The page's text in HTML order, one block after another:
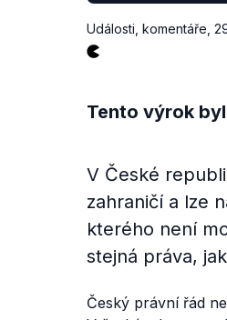
Události, komentáře
Tento výrok
V České
zahraničí a lze
kterého není
stejná práva,
Český právní řád